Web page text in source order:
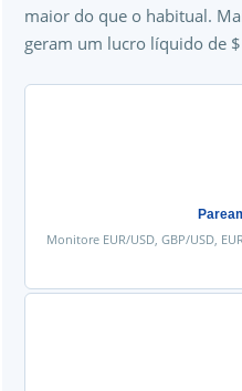
maior do que o habitual.
geram um lucro líquido de
Monitore EUR/USD, GBP/USD,